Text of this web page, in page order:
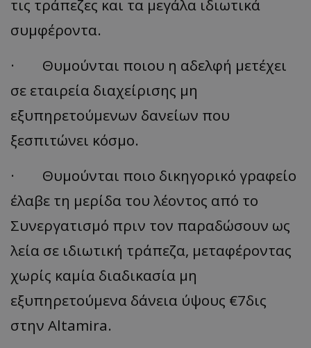
τις τράπεζες και τα μεγάλα ιδιωτικά
συμφέροντα.
· Θυμούνται ποιου η αδελφή μετέχει
σε εταιρεία διαχείρισης μη
εξυπηρετούμενων δανείων που
ξεσπιτώνει κόσμο.
· Θυμούνται ποιο δικηγορικό γραφείο
έλαβε τη μερίδα του λέοντος από το
Συνεργατισμό πριν τον παραδώσουν ως
λεία σε ιδιωτική τράπεζα, μεταφέροντας
χωρίς καμία διαδικασία μη
εξυπηρετούμενα δάνεια ύψους €7δις
στην Altamira.